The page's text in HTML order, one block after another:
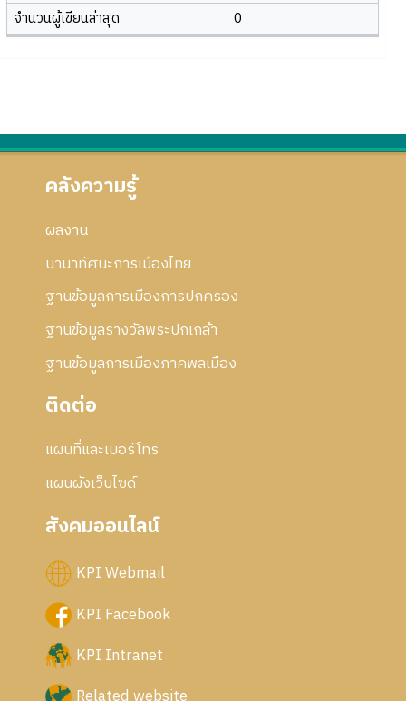
จำนวนผู้เขียนล่าสุด 0
คลังความรู้
ผลงาน
นานาทัศนะการเมืองไทย
ฐานข้อมูลการเมืองการปกครอง
ฐานข้อมูลรางวัลพระปกเกล้า
ฐานข้อมูลการเมืองภาคพลเมือง
ติดต่อ
แผนที่และเบอร์โทร
แผนผังเว็บไซด์
สังคมออนไลน์
KPI Webmail
KPI Facebook
KPI Intranet
Related website